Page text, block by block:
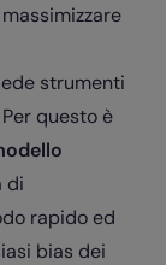
strumenti
questo è
di
rapido ed
bias dei